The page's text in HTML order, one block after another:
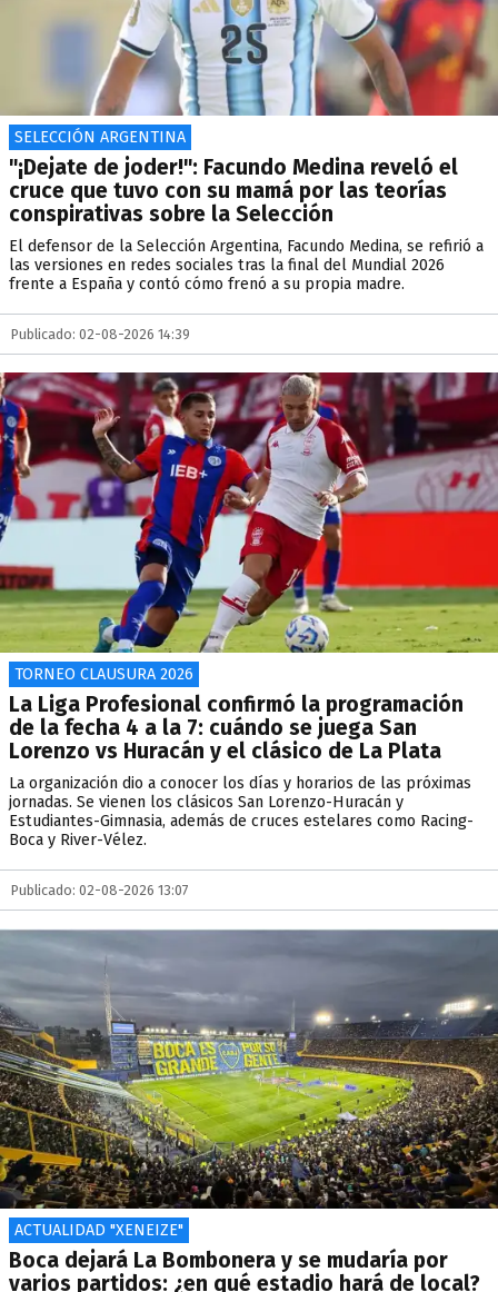
SELECCIÓN ARGENTINA
"¡Dejate de joder!": Facundo Medina reveló el
cruce que tuvo con su mamá por las teorías
conspirativas sobre la Selección
El defensor de la Selección Argentina, Facundo Medina, se refirió a
las versiones en redes sociales tras la final del Mundial 2026
frente a España y contó cómo frenó a su propia madre.
Publicado: 02-08-2026 14:39
TORNEO CLAUSURA 2026
La Liga Profesional confirmó la programación
de la fecha 4 a la 7: cuándo se juega San
Lorenzo vs Huracán y el clásico de La Plata
La organización dio a conocer los días y horarios de las próximas
jornadas. Se vienen los clásicos San Lorenzo-Huracán y
Estudiantes-Gimnasia, además de cruces estelares como Racing-
Boca y River-Vélez.
Publicado: 02-08-2026 13:07
ACTUALIDAD "XENEIZE"
Boca dejará La Bombonera y se mudaría por
varios partidos: ¿en qué estadio hará de local?